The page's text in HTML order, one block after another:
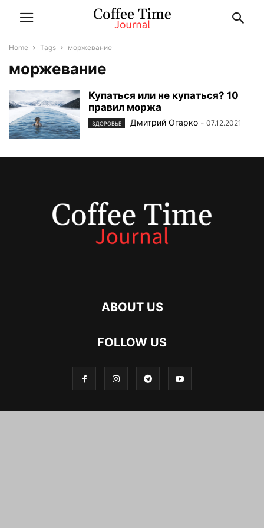
Home Tags моржевание
моржевание
Купаться или не купаться? 10
правил моржа
ЗДОРОВЬЕ Дмитрий Огарко - 07.12.2021
ABOUT US
FOLLOW US